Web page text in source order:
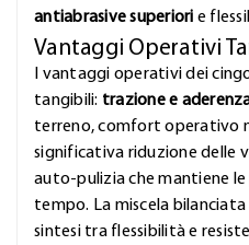
antiabrasive superiori e
Vantaggi Operativi
I vantaggi operativi dei
tangibili: trazione e
terreno, comfort operativo
significativa riduzione delle
auto-pulizia che mantiene
tempo. La miscela
sintesi tra flessibilità e